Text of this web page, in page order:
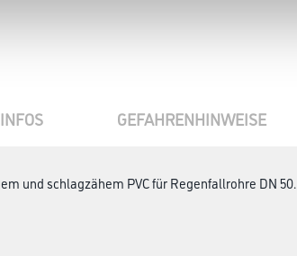
GEFAHRENHINWEISE
und schlagzähem PVC für Regenfallrohre DN 50.